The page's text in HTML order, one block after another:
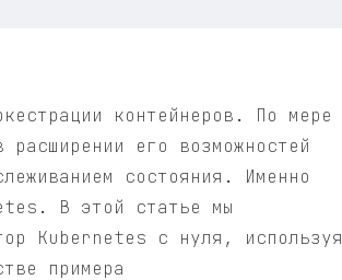
контейнеров. По мере
его возможностей
состояния. Именно
В этой статье мы
Kubernetes с нуля, используя
примера